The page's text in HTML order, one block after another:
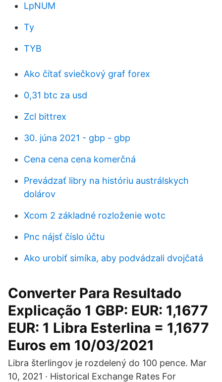
LpNUM
Ty
TYB
Ako čítať sviečkový graf forex
0,31 btc za usd
Zcl bittrex
30. júna 2021 - gbp - gbp
Cena cena cena komerčná
Prevádzať libry na históriu austrálskych
dolárov
Xcom 2 základné rozloženie wotc
Pnc nájsť číslo účtu
Ako urobiť simíka, aby podvádzali dvojčatá
Converter Para Resultado
Explicação 1 GBP: EUR: 1,1677
EUR: 1 Libra Esterlina = 1,1677
Euros em 10/03/2021
Libra šterlingov je rozdelený do 100 pence. Mar
10, 2021 · Historical Exchange Rates For